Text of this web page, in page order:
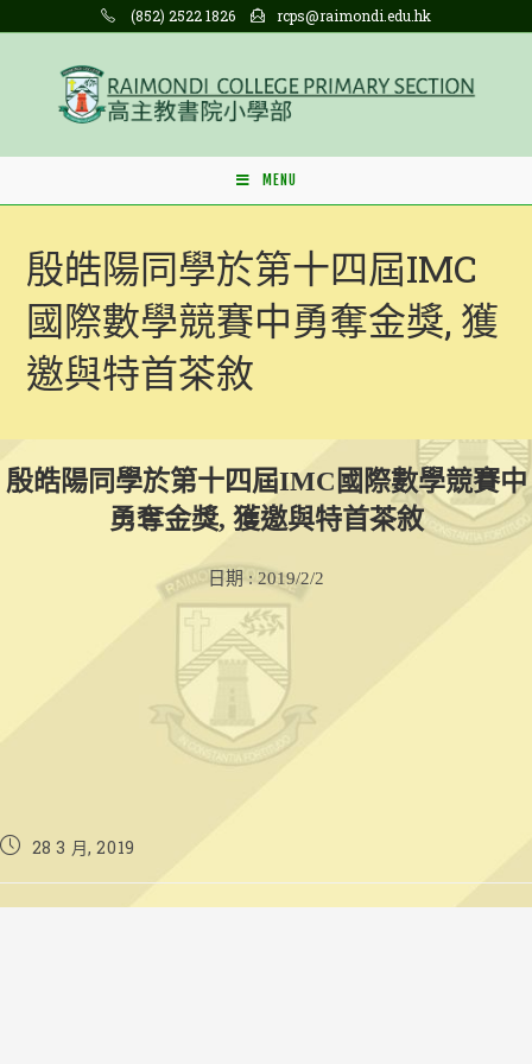
content
(852) 2522 1826 rcps@raimondi.edu.hk
MENU
殷皓陽同學於第十四屆IMC
國際數學競賽中勇奪金獎, 獲
邀與特首茶敘
殷皓陽同學於第十四屆IMC國際數學競賽中
勇奪金獎, 獲邀與特首茶敘
日期 : 2019/2/2
Post28 3 月, 2019